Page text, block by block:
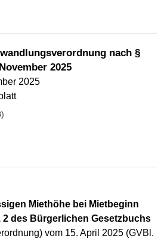
nach §
2025
2025
Miethöhe bei Mietbeginn
2 des Bürgerlichen Gesetzbuchs
vom 15. April 2025 (GVBl.